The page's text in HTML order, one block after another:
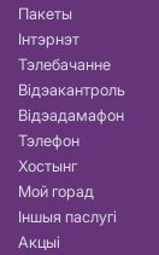
Пакеты
Інтэрнэт
Тэлебачанне
Відэакантроль
Відэадамафон
Тэлефон
Хостынг
Мой горад
Іншыя паслугі
Акцыі